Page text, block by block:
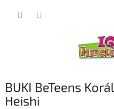
BUKI BeTeens
Heishi